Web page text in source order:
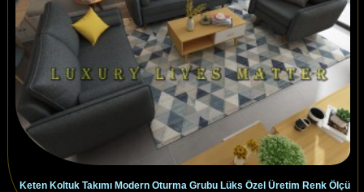
Keten Koltuk Takımı Modern Oturma Grubu Lüks Özel Üretim Renk Ölçü